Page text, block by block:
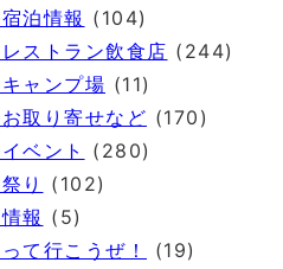
泊情報 (104)
ストラン飲食店 (244)
ャンプ場 (11)
取り寄せなど (170)
ベント
(280)
り
(102)
報 (5)
て行こうぜ！
(19)